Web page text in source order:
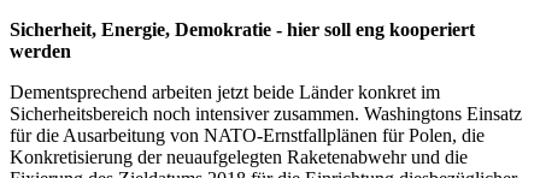
Sicherheit, Energie, Demokratie - hier soll eng kooperiert
werden
Dementsprechend arbeiten jetzt beide Länder konkret im
Sicherheitsbereich noch intensiver zusammen. Washingtons Einsatz
für die Ausarbeitung von NATO-Ernstfallplänen für Polen, die
Konkretisierung der neuaufgelegten Raketenabwehr und die